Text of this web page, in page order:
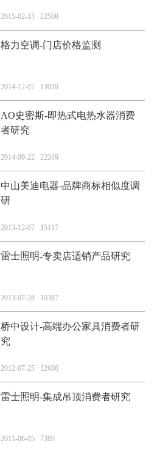
2015-02-15 22508
格力空调-门店价格监测
2014-12-07 13039
AO史密斯-即热式电热水器消费
者研究
2014-09-22 22249
中山美迪电器-品牌商标相似度调
研
2013-12-07 15117
雷士照明-专卖店适销产品研究
2013-07-28 10387
桥中设计-高端办公家具消费者研
究
2012-07-25 12686
雷士照明-集成吊顶消费者研究
2011-06-05 7389